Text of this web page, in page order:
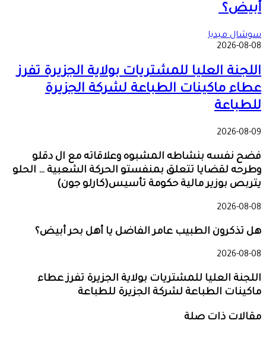
أبيض؟
سوشال ميديا
2026-08-08
اللجنة العليا للمشتريات بولاية الجزيرة تفرز
عطاء ماكينات الطباعة لشركة الجزيرة
للطباعة
2026-08-09
فضح نفسه بنشاطه المشبوه وعلاقاته مع ال دقلو
وطرحه لقضايا تتعلق بمنفستو الحركة الشعبية … الحلو
يتربص بوزير مالية حكومة تأسيس(كارلو جون)
2026-08-08
هل تذكرون الطبيب عامر الفاضل يا أهل بحر أبيض؟
2026-08-08
اللجنة العليا للمشتريات بولاية الجزيرة تفرز عطاء
ماكينات الطباعة لشركة الجزيرة للطباعة
مقالات ذات صلة